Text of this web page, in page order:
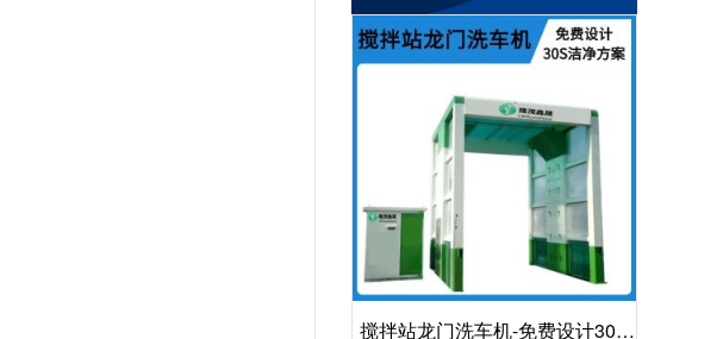
搅拌站龙门洗车机-免费设计30S